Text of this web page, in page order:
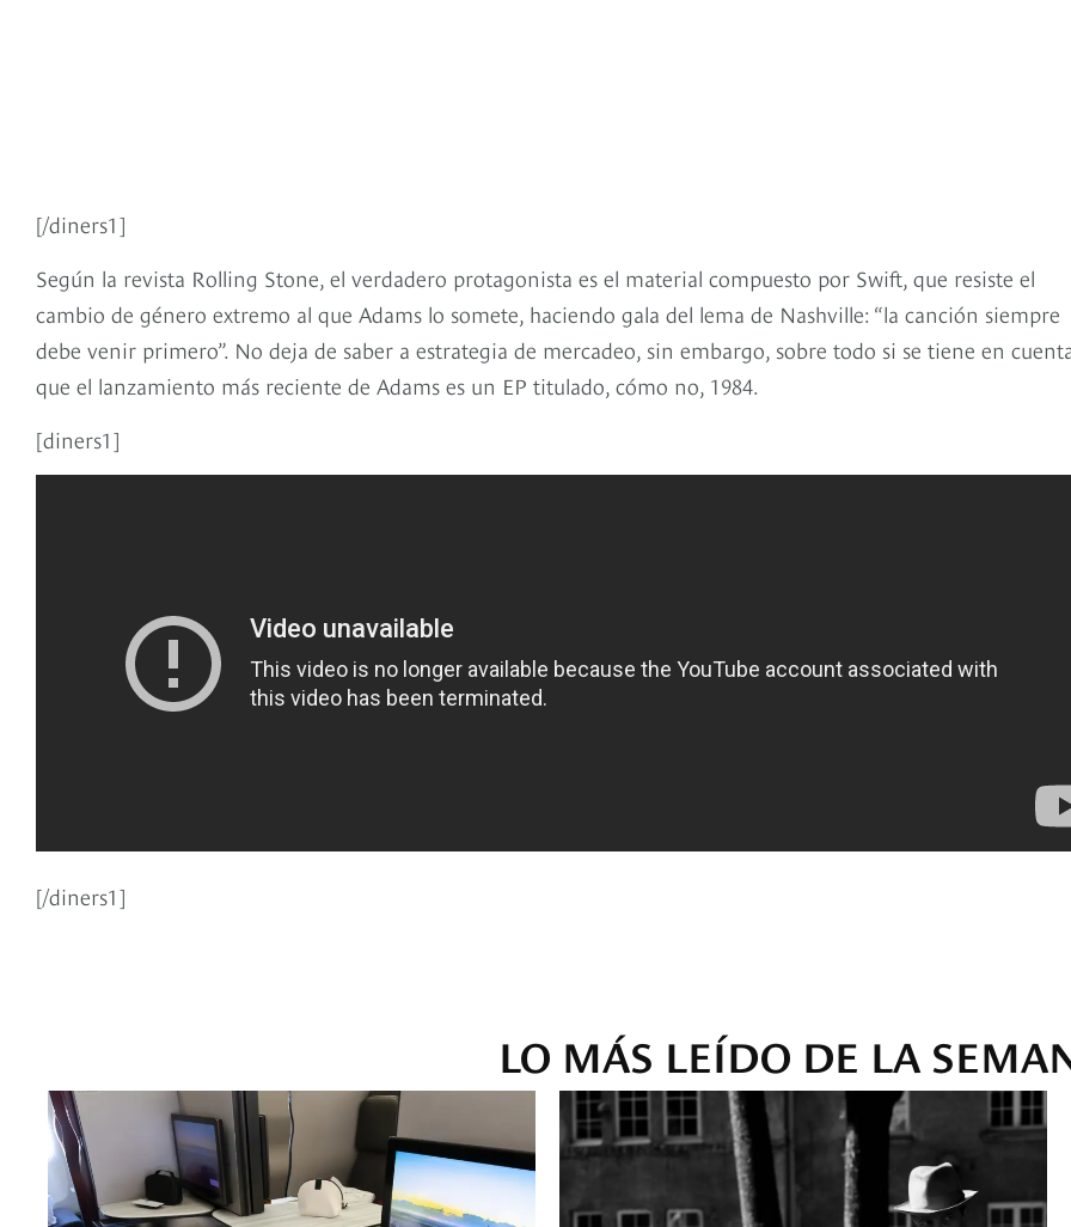
[/diners1]
Según la revista Rolling Stone, el verdadero protagonista es el material compuesto por Swift, que resiste el
cambio de género extremo al que Adams lo somete, haciendo gala del lema de Nashville: “la canción siempre
debe venir primero”. No deja de saber a estrategia de mercadeo, sin embargo, sobre todo si se tiene en
que el lanzamiento más reciente de Adams es un EP titulado, cómo no, 1984.
[diners1]
[/diners1]
LO MÁS LEÍDO DE LA